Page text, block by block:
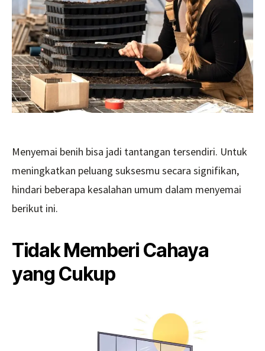
Benih
Menyemai benih bisa jadi tantangan tersendiri. Untuk
meningkatkan peluang suksesmu secara signifikan,
hindari beberapa kesalahan umum dalam menyemai
berikut ini.
Tidak Memberi Cahaya
yang Cukup